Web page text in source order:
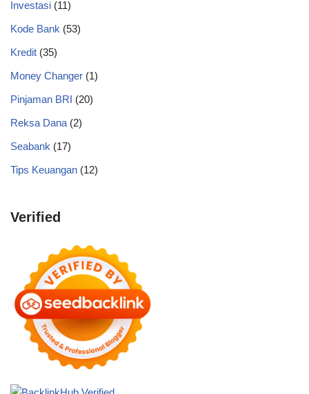
Investasi (11)
Kode Bank (53)
Kredit (35)
Money Changer (1)
Pinjaman BRI (20)
Reksa Dana (2)
Seabank (17)
Tips Keuangan (12)
Verified